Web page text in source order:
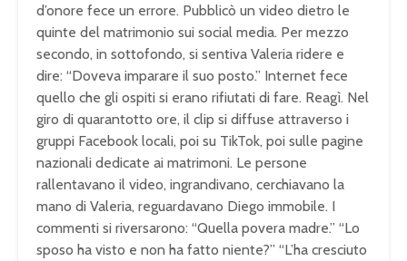
d’onore fece un errore. Pubblicò un video dietro le
quinte del matrimonio sui social media. Per mezzo
secondo, in sottofondo, si sentiva Valeria ridere e
dire: “Doveva imparare il suo posto.” Internet fece
quello che gli ospiti si erano rifiutati di fare. Reagì. Nel
giro di quarantotto ore, il clip si diffuse attraverso i
gruppi Facebook locali, poi su TikTok, poi sulle pagine
nazionali dedicate ai matrimoni. Le persone
rallentavano il video, ingrandivano, cerchiavano la
mano di Valeria, reguardavano Diego immobile. I
commenti si riversarono: “Quella povera madre.” “Lo
sposo ha visto e non ha fatto niente?” “L’ha cresciuto